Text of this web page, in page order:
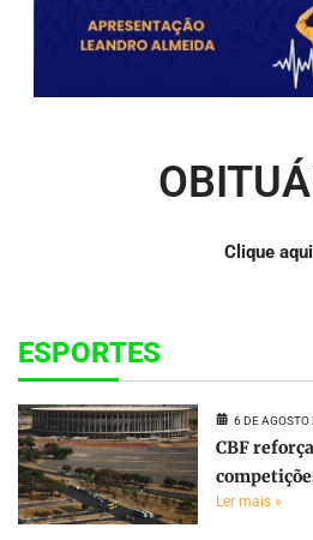
Clique aqui
ESPORTES
6 DE
CBF
Ler mais »